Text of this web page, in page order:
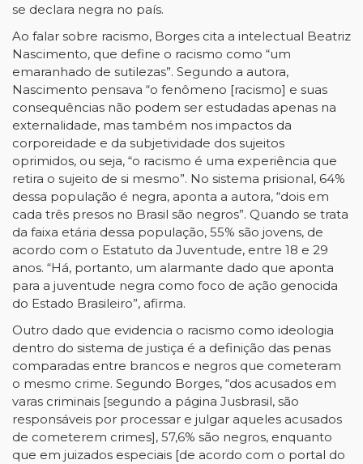
se declara negra no país.
Ao falar sobre racismo, Borges cita a intelectual Beatriz
Nascimento, que define o racismo como “um
emaranhado de sutilezas”. Segundo a autora,
Nascimento pensava “o fenômeno [racismo] e suas
consequências não podem ser estudadas apenas na
externalidade, mas também nos impactos da
corporeidade e da subjetividade dos sujeitos
oprimidos, ou seja, “o racismo é uma experiência que
retira o sujeito de si mesmo”. No sistema prisional, 64%
dessa população é negra, aponta a autora, “dois em
cada três presos no Brasil são negros”. Quando se trata
da faixa etária dessa população, 55% são jovens, de
acordo com o Estatuto da Juventude, entre 18 e 29
anos. “Há, portanto, um alarmante dado que aponta
para a juventude negra como foco de ação genocida
do Estado Brasileiro”, afirma.
Outro dado que evidencia o racismo como ideologia
dentro do sistema de justiça é a definição das penas
comparadas entre brancos e negros que cometeram
o mesmo crime. Segundo Borges, “dos acusados em
varas criminais [segundo a página Jusbrasil, são
responsáveis por processar e julgar aqueles acusados
de cometerem crimes], 57,6% são negros, enquanto
que em juizados especiais [de acordo com o portal do